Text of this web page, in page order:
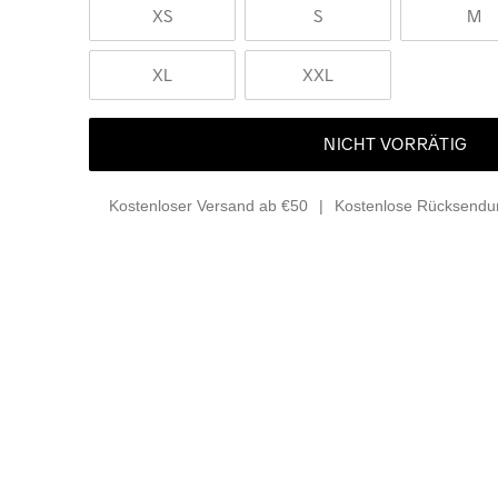
XS S M
XL XXL
NICHT VORRÄTIG
Kostenloser Versand ab €50 Kostenlose